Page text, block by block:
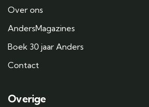
Over ons
AndersMagazines
Boek 30 jaar Anders
Contact
Overige